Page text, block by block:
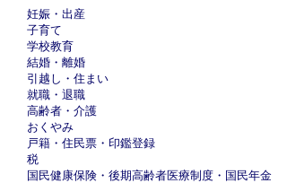
妊娠・出産
子育て
学校教育
結婚・離婚
引越し・住まい
就職・退職
高齢者・介護
おくやみ
戸籍・住民票・印鑑登録
税
国民健康保険・後期高齢者医療制度・国民年金